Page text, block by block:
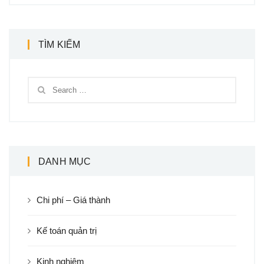
TÌM KIẾM
DANH MỤC
Chi phí – Giá thành
Kế toán quản trị
Kinh nghiệm